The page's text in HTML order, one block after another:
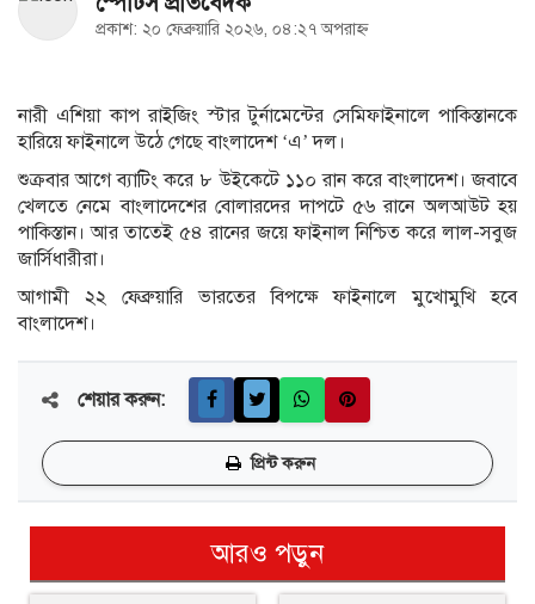
প্রকাশ: ২০ ফেব্রুয়ারি ২০২৬, ০৪:২৭ অপরাহ্ন
নারী এশিয়া কাপ রাইজিং স্টার টুর্নামেন্টের সেমিফাইনালে পাকিস্তানকে
হারিয়ে ফাইনালে উঠে গেছে বাংলাদেশ ‘এ’ দল।
শুক্রবার আগে ব্যাটিং করে ৮ উইকেটে ১১০ রান করে বাংলাদেশ। জবাবে
খেলতে নেমে বাংলাদেশের বোলারদের দাপটে ৫৬ রানে অলআউট হয়
পাকিস্তান। আর তাতেই ৫৪ রানের জয়ে ফাইনাল নিশ্চিত করে লাল-সবুজ
জার্সিধারীরা।
আগামী ২২ ফেব্রুয়ারি ভারতের বিপক্ষে ফাইনালে মুখোমুখি হবে
বাংলাদেশ।
শেয়ার করুন:
প্রিন্ট করুন
আরও পড়ুন